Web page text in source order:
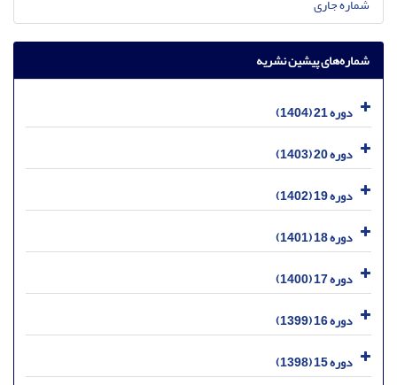
شماره جاری
شماره‌های پیشین نشریه
دوره 21 (1404)
دوره 20 (1403)
دوره 19 (1402)
دوره 18 (1401)
دوره 17 (1400)
دوره 16 (1399)
دوره 15 (1398)